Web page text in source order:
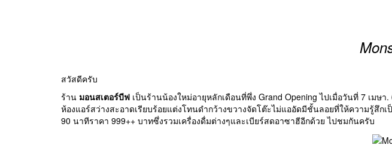
สวัสดีครับ
ร้าน มอนสเตอร์บีฟ เป็นร้านน้องใหม่อายุหลักเดือนที่พึ่ง Grand Opening ไปเมื่อวันที่ 7 เม
ห้องแอร์สว่างสะอาดเรียบร้อยแต่งโทนดำกว้างขวางจัดโต๊ะไม่แออัดมีชั้นลอยที่ให้ความรู้สึ
90 นาทีราคา 999++ บาทซึ่งรวมเครื่องดื่มต่างๆและเบียร์สดอาซาฮีอีกด้วย ไปชมกันครับ